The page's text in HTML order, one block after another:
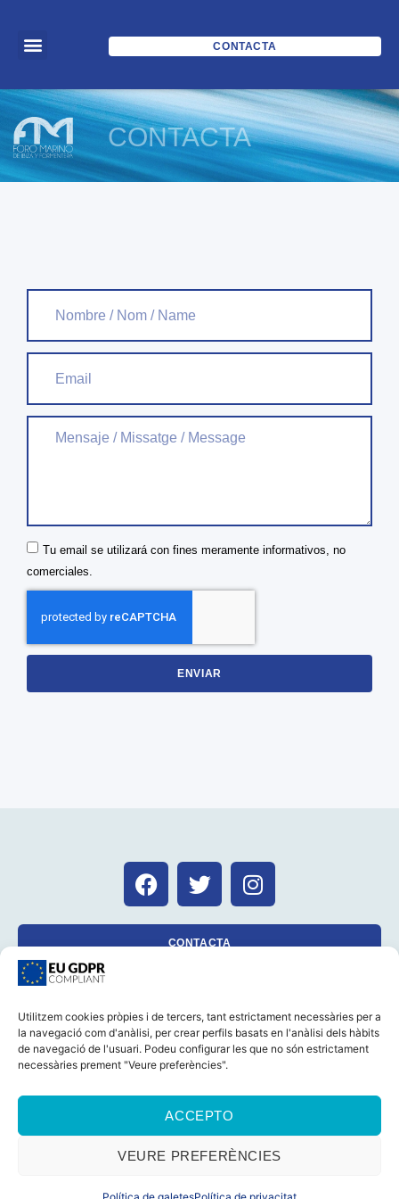
Utilitzem cookies pròpies i de tercers, tant estrictament necessàries per a
la navegació com d'anàlisi, per crear perfils basats en l'anàlisi dels hàbits
de navegació de l'usuari. Podeu configurar les que no són estrictament
necessàries prement "Veure preferències".
ACCEPTO
VEURE PREFERÈNCIES
CONTACTA
CONTACTA
Tu email se utilizará con fines meramente informativos, no
comerciales.
ENVIAR
CONTACTA
CASTELLANO CATALÀ
AVÍS LEGAL
POLÍTICA DE GALETES (UE)
POLÍTICA DE PRIVACITAT